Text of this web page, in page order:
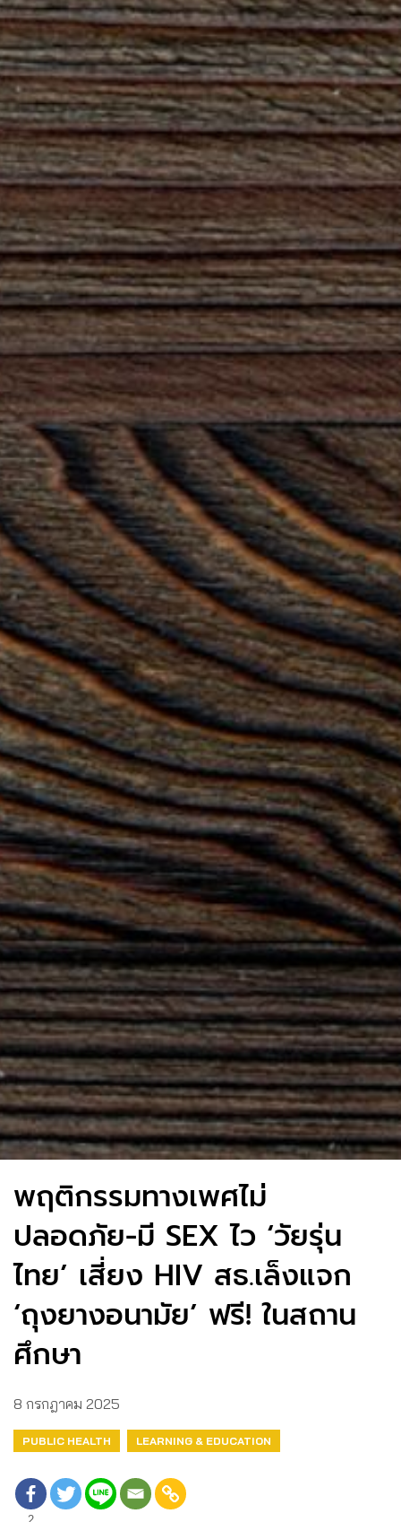
พฤติกรรมทางเพศไม่
ปลอดภัย-มี SEX ไว ‘วัยรุ่น
ไทย’ เสี่ยง HIV สธ.เล็งแจก
‘ถุงยางอนามัย’ ฟรี! ในสถาน
ศึกษา
8 กรกฎาคม 2025
PUBLIC HEALTH LEARNING & EDUCATION